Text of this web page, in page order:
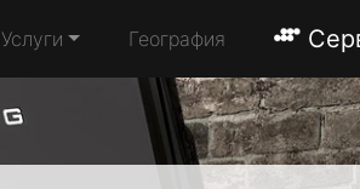
Услуги География